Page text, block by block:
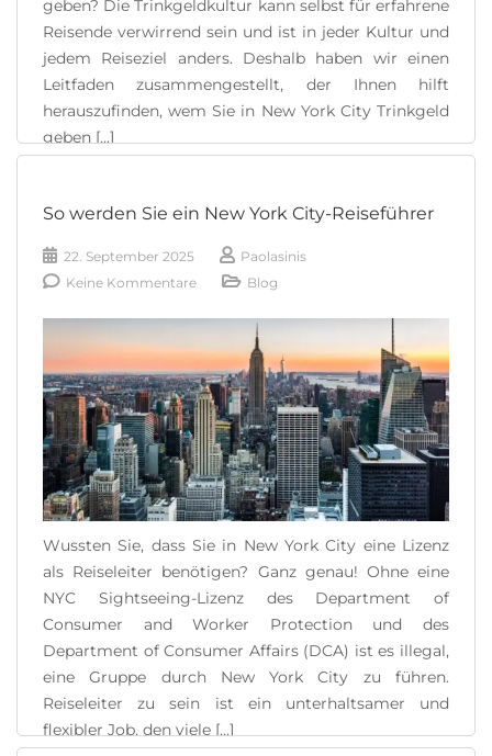
geben? Die Trinkgeldkultur kann selbst für erfahrene
Reisende verwirrend sein und ist in jeder Kultur und
jedem Reiseziel anders. Deshalb haben wir einen
Leitfaden zusammengestellt, der Ihnen hilft
herauszufinden, wem Sie in New York City Trinkgeld
geben [...]
So werden Sie ein New York City-Reiseführer
22. September 2025
Paolasinis
Keine Kommentare
Blog
Wussten Sie, dass Sie in New York City eine Lizenz
als Reiseleiter benötigen? Ganz genau! Ohne eine
NYC Sightseeing-Lizenz des Department of
Consumer and Worker Protection und des
Department of Consumer Affairs (DCA) ist es illegal,
eine Gruppe durch New York City zu führen.
Reiseleiter zu sein ist ein unterhaltsamer und
flexibler Job, den viele [...]